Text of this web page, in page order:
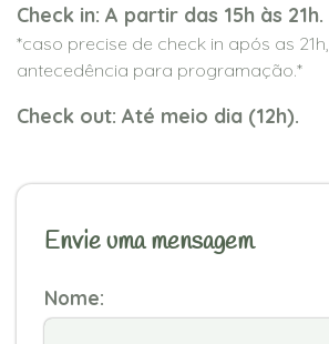
Check in: A partir das 15h às 21h.
*caso precise de check in após as
antecedência para programação.*
Check out: Até meio dia (12h).
Envie uma mensagem
Nome: